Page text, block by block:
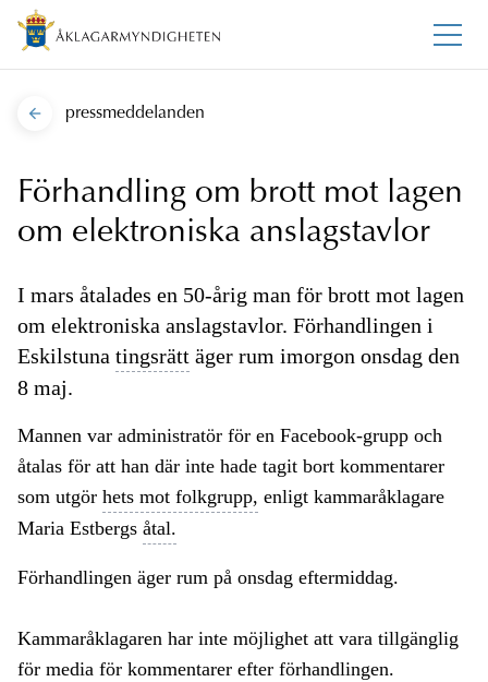
pressmeddelanden
Förhandling om brott mot lagen
om elektroniska anslagstavlor
I mars åtalades en 50-årig man för brott mot lagen
om elektroniska anslagstavlor. Förhandlingen i
Eskilstuna tingsrätt äger rum imorgon onsdag den
8 maj.
Mannen var administratör för en Facebook-grupp och
åtalas för att han där inte hade tagit bort kommentarer
som utgör hets mot folkgrupp, enligt kammaråklagare
Maria Estbergs åtal.
Förhandlingen äger rum på onsdag eftermiddag.
Kammaråklagaren har inte möjlighet att vara tillgänglig
för media för kommentarer efter förhandlingen.